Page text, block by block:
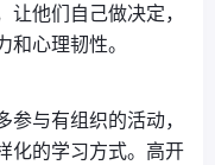
他们自己做决定，
心理韧性。
与有组织的活动，
化的学习方式。高开